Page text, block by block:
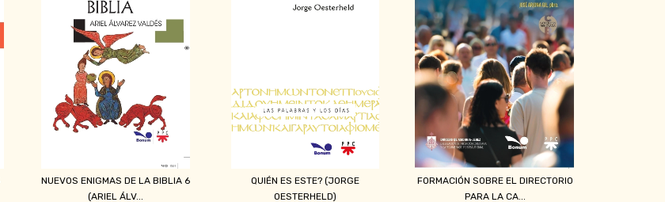
NUEVOS ENIGMAS DE LA BIBLIA 6
(ARIEL ÁLV...
QUIÉN ES ESTE? (JORGE
OESTERHELD)
FORMACIÓN SOBRE EL DIRECTORIO
PARA LA CA...